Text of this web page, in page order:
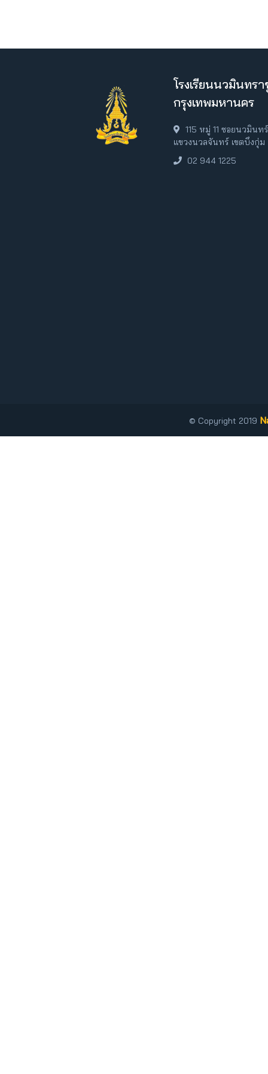
โรงเรียนนวมินทร
กรุงเทพมหานคร
115 หมู่ 11 ซอยนวมิน
แขวงนวลจันทร์ เขตบึงกุ่
02 944 1225
© Copyright 2019